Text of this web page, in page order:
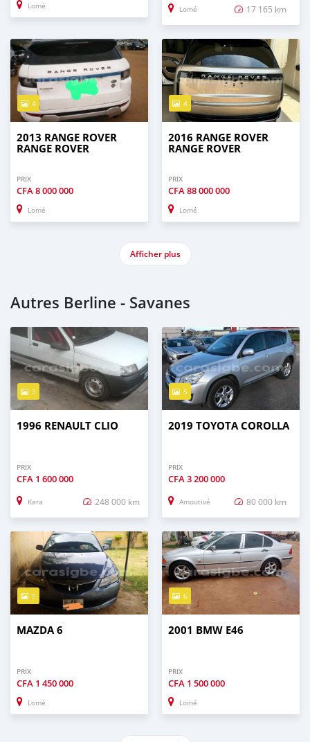
Lomé Lomé 17 165 km
4
2013 RANGE ROVER
RANGE ROVER
PRIX
CFA8 000 000
Lomé
4
2016 RANGE ROVER
RANGE ROVER
PRIX
CFA88 000 000
Lomé
Afficher plus
Autres Berline - Savanes
3
1996 RENAULT CLIO
PRIX
CFA 1 600 000
Kara 248 000 km
5
2019 TOYOTA COROLLA
PRIX
CFA3 200 000
Amoutivé 80 000 km
5
MAZDA 6
PRIX
CFA 1 450 000
Lomé
6
2001 BMW E46
PRIX
CFA 1 500 000
Lomé